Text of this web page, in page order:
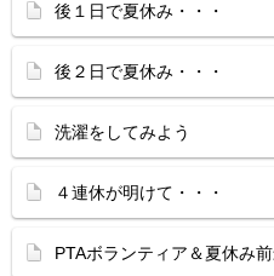
後１日で夏休み・・・
後２日で夏休み・・・
洗濯をしてみよう
４連休が明けて・・・
PTAボランティア＆夏休み